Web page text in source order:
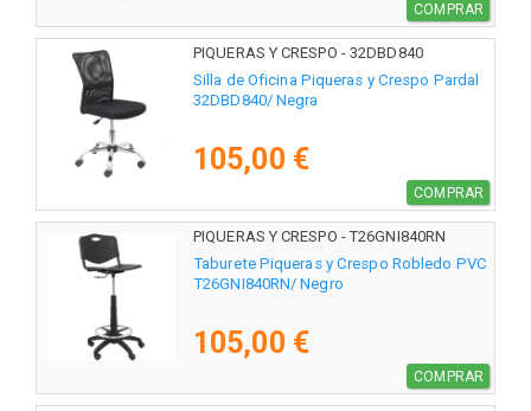
COMPRAR
PIQUERAS Y CRESPO - 32DBD840
Silla de Oficina Piqueras y Crespo Pardal
32DBD840/ Negra
105,00 €
COMPRAR
PIQUERAS Y CRESPO - T26GNI840RN
Taburete Piqueras y Crespo Robledo PVC
T26GNI840RN/ Negro
105,00 €
COMPRAR